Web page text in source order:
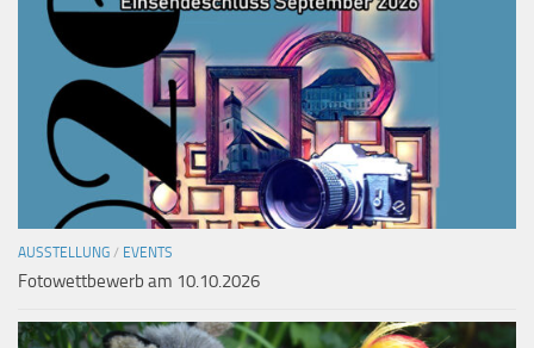
AUSSTELLUNG / EVENTS
Fotowettbewerb am 10.10.2026